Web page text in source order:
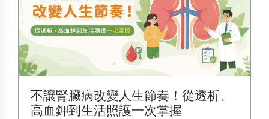
不讓腎臟病改變人生節奏！從透析、
高血鉀到生活照護一次掌握